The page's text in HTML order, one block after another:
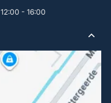
12:00 - 16:00